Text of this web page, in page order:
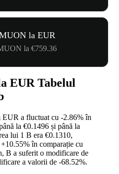
la EUR
la €759.36
EUR Tabelul
EUR a fluctuat cu -2.86%în
la €0.1496 și până la
lui 1 B era €0.1310,
+10.55%în comparație cu
B a suferit o modificare de
a valorii de -68.52%.